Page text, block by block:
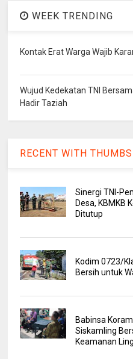
WEEK TRENDING
Kontak Erat Warga Wajib
Wujud Kedekatan TNI
Hadir Taziah
RECENT WITH THUMBS
Sinergi TNI-
Desa, KBMKB
Ditutup
Kodim 0723/
Bersih untuk
Babinsa
Siskamling
Keamanan